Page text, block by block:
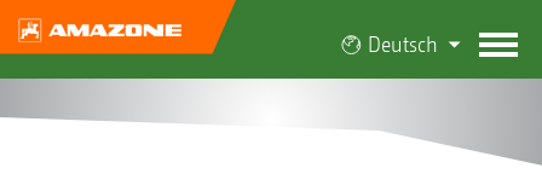
Deutsch